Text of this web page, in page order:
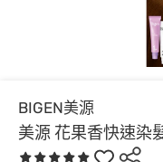
BIGEN美源
美源 花果香快速染